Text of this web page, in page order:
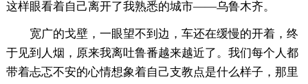
这样眼看着自己离开了我熟悉的城市——乌鲁木齐。
宽广的戈壁，一眼望不到边，车还在缓慢的开着，终
于见到人烟，原来我离吐鲁番越来越近了。我们每个人都
带着忐忑不安的心情想象着自己支教点是什么样子，那里